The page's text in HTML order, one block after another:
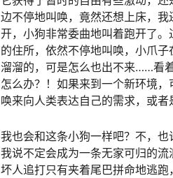
边不停地叫唤，竟然还想上床，
开，小狗非常委曲地叫着跑开了
的住所，依然不停地叫唤，小爪
溜溜的，可是怎么也出不来……看
怎么办？！如果来到一个新环境
唤来向人类表达自己的需求，或
我也会和这条小狗一样吧？不，
我说不定会成为一条无家可归的
坏人追打只有夹着尾巴拼命地逃